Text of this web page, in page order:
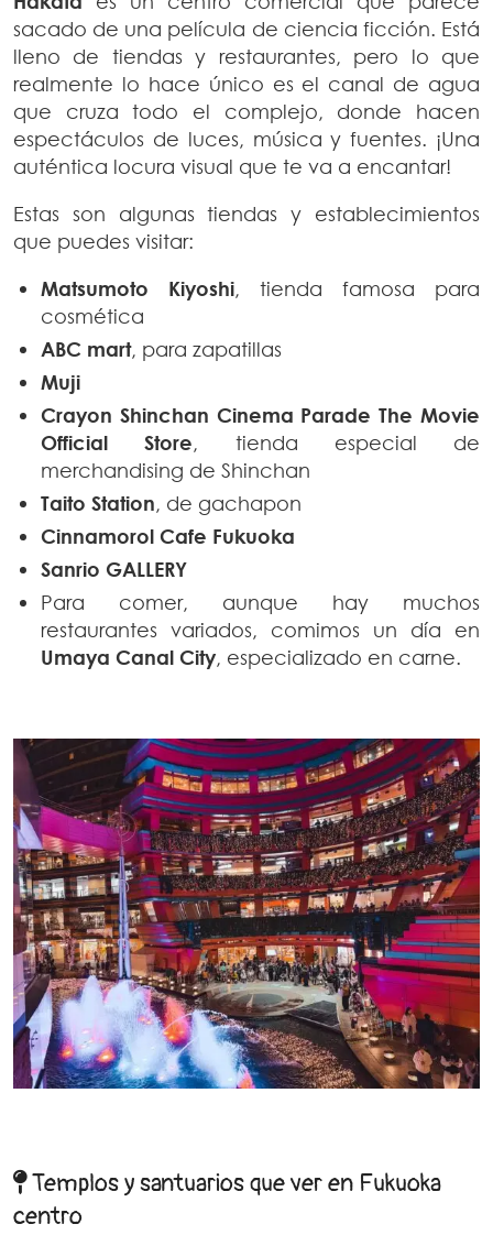
sacado de una película de ciencia ficción. Está
lleno de tiendas y restaurantes, pero lo que
realmente lo hace único es el canal de agua
que cruza todo el complejo, donde hacen
espectáculos de luces, música y fuentes. ¡Una
auténtica locura visual que te va a encantar!
Estas son algunas tiendas y establecimientos
que puedes visitar:
Matsumoto Kiyoshi, tienda famosa para
cosmética
ABC mart, para zapatillas
Muji
Crayon Shinchan Cinema Parade The Movie
Official Store, tienda especial de
merchandising de Shinchan
Taito Station, de gachapon
Cinnamorol Cafe Fukuoka
Sanrio GALLERY
Para comer, aunque hay muchos
restaurantes variados, comimos un día en
Umaya Canal City, especializado en carne.
Templos y santuarios que ver en Fukuoka
centro